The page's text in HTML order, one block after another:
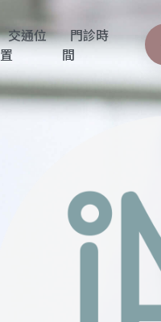
交通位
置
門診時
間